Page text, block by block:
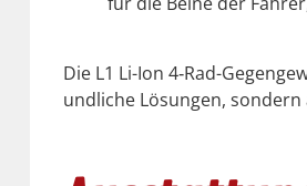
Die L1 Li-Ion 4‑Rad-
undliche Lösun­gen,